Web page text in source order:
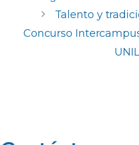
o
k
p
r
Talento y
Concurso